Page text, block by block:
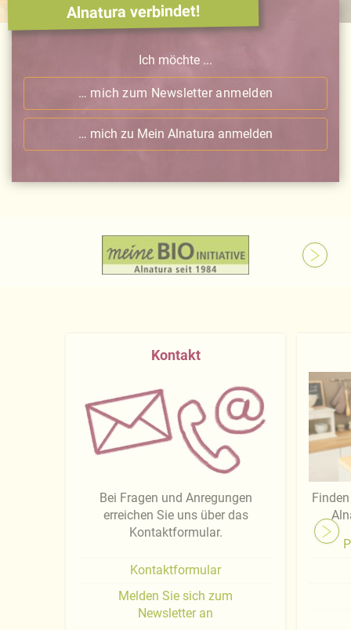
Alnatura verbindet!
Ich möchte ...
… mich zum Newsletter anmelden
… mich zu Mein Alnatura anmelden
Kontakt
Bei Fragen und Anregungen
erreichen Sie uns über das
Kontaktformular.
Kontaktformular
Melden Sie sich zum
Newsletter an